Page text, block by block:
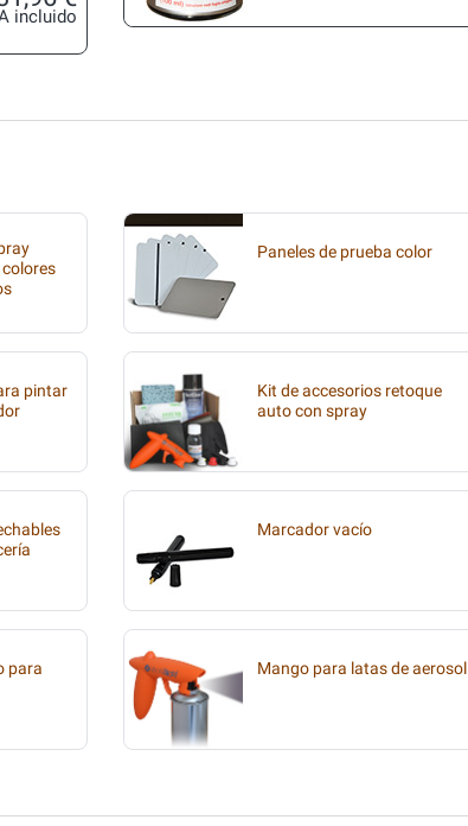
incluido
Paneles de prueba color
pintar
Kit de accesorios retoque
auto con spray
Marcador vacío
para
Mango para latas de aerosol